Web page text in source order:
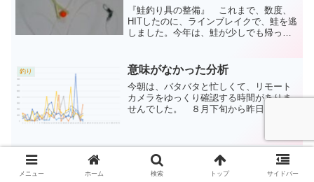
『鮭釣り具の整備』 これまで、数度、
HITしたのに、ラインブレイクで、鮭を逃
しました。今年は、鮭が少しでも帰って
て（作って）、鮭を釣り上げるぞと、思
っていました。しかし...
釣り 意味がなかった分析
今朝は、バタバタと忙しくて、リモート
カメラをゆっくり確認する時間がありま
せんでした。 ８月下旬から昨日まで
は、わかりませんでした。今日の千歳川
など飛び出し事故もなく、平...
釣り 懐かしの北海道（遠征準備編）
出張の合間に、懐かしい胆振の海を堪能
メニュー ホーム 検索 トップ サイドバー